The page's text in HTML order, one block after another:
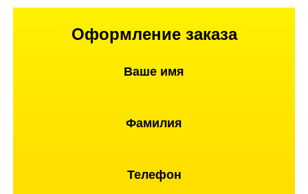
Оформление заказа
Ваше имя
Фамилия
Телефон